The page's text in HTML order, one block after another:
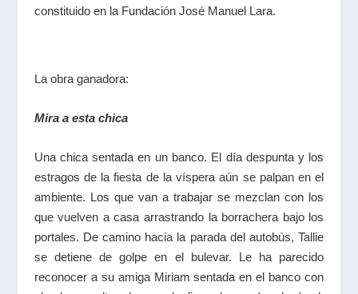
constituido en la Fundación José Manuel Lara.
La obra ganadora:
Mira a esta chica
Una chica sentada en un banco. El día despunta y los
estragos de la fiesta de la víspera aún se palpan en el
ambiente. Los que van a trabajar se mezclan con los
que vuelven a casa arrastrando la borrachera bajo los
portales. De camino hacia la parada del autobús, Tallie
se detiene de golpe en el bulevar. Le ha parecido
reconocer a su amiga Miriam sentada en el banco con